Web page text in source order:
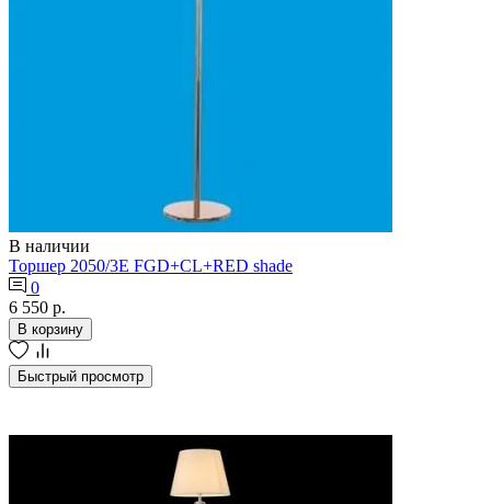
В наличии
Торшер 2050/3Е FGD+CL+RED shade
0
6 550 р.
В корзину
Быстрый просмотр